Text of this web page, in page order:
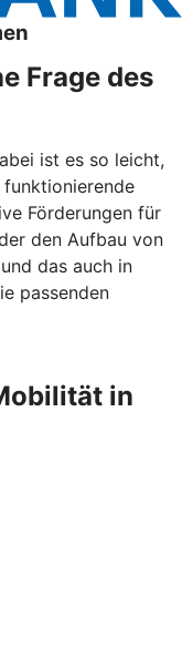
Frage des
ist es so leicht,
Förderungen für
den Aufbau von
das auch in
passenden
in